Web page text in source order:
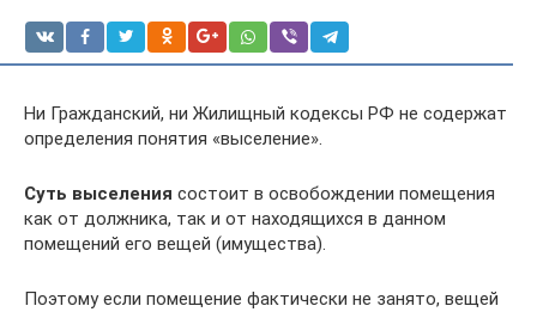
Ни Гражданский, ни Жилищный кодексы РФ не содержат
определения понятия «выселение».
Суть выселения состоит в освобождении помещения
как от должника, так и от находящихся в данном
помещений его вещей (имущества).
Поэтому если помещение фактически не занято, вещей